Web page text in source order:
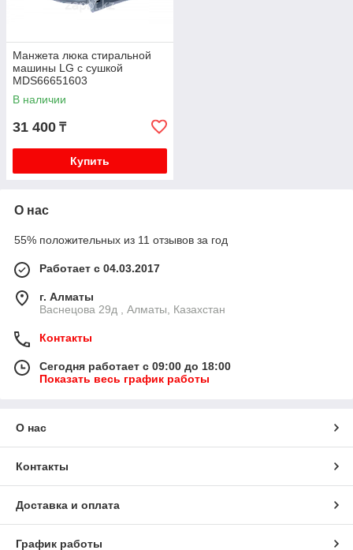
Манжета люка стиральной
машины LG с сушкой
MDS66651603
В наличии
31 400 ₸
Купить
О нас
55% положительных из 11 отзывов за год
Работает с 04.03.2017
г. Алматы
Васнецова 29д , Алматы, Казахстан
Контакты
Сегодня работает с 09:00 до 18:00
Показать весь график работы
О нас
Контакты
Доставка и оплата
График работы